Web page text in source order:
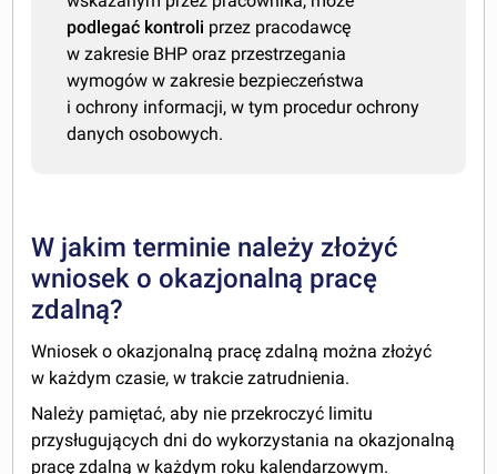
podlegać kontroli przez pracodawcę
w zakresie BHP oraz przestrzegania
wymogów w zakresie bezpieczeństwa
i ochrony informacji, w tym procedur ochrony
danych osobowych.
W jakim terminie należy złożyć
wniosek o okazjonalną pracę
zdalną?
Wniosek o okazjonalną pracę zdalną można złożyć
w każdym czasie, w trakcie zatrudnienia.
Należy pamiętać, aby nie przekroczyć limitu
przysługujących dni do wykorzystania na okazjonalną
pracę zdalną w każdym roku kalendarzowym.